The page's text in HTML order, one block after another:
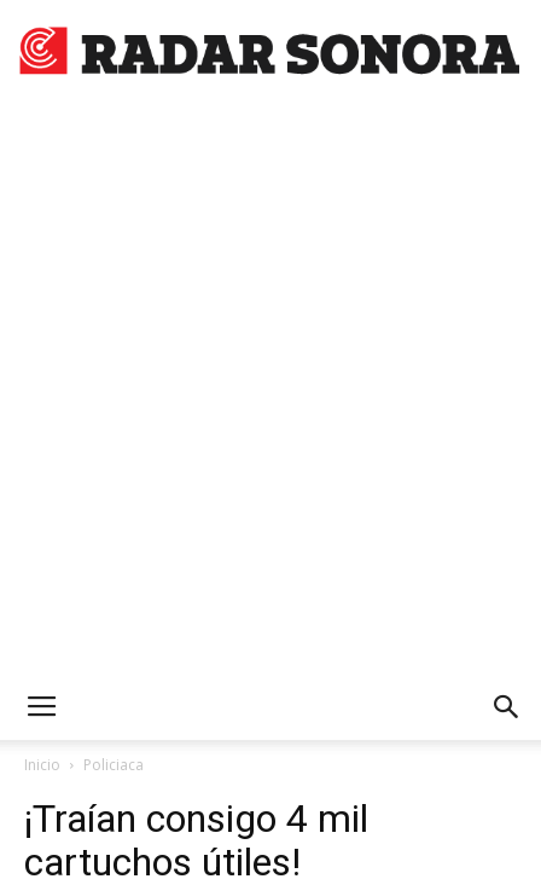
Inicio Policiaca
¡Traían consigo 4 mil
cartuchos útiles!